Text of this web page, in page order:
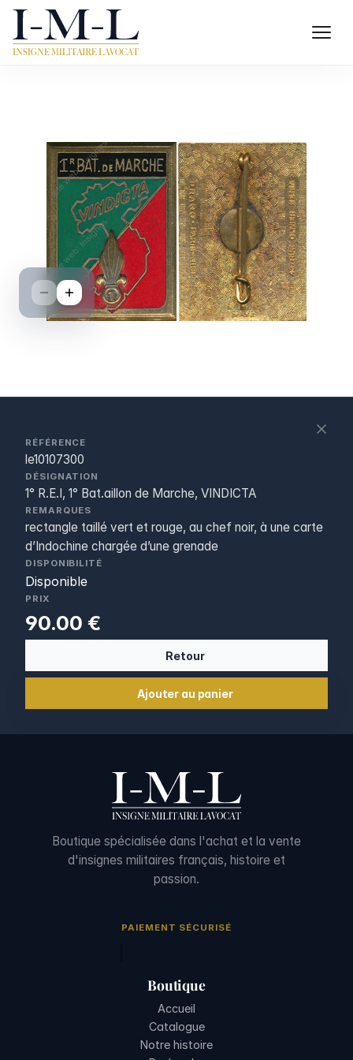
RÉFÉRENCE
le10107300
DÉSIGNATION
1° R.E.I, 1° Bat.aillon de Marche, VINDICTA
REMARQUES
rectangle taillé vert et rouge, au chef noir, à une carte
d’Indochine chargée d’une grenade
DISPONIBILITÉ
Disponible
PRIX
90.00 €
Retour
Ajouter au panier
Boutique spécialisée dans l'achat et la vente
d'insignes militaires français, histoire et
passion.
PAIEMENT SÉCURISÉ
Boutique
Accueil
Catalogue
Notre histoire